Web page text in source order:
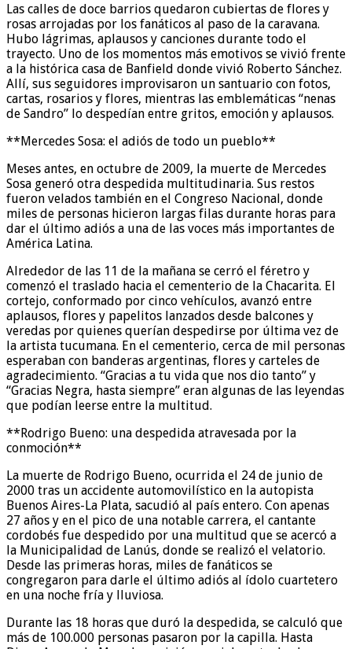
Las calles de doce barrios quedaron cubiertas de flores y
rosas arrojadas por los fanáticos al paso de la caravana.
Hubo lágrimas, aplausos y canciones durante todo el
trayecto. Uno de los momentos más emotivos se vivió frente
a la histórica casa de Banfield donde vivió Roberto Sánchez.
Allí, sus seguidores improvisaron un santuario con fotos,
cartas, rosarios y flores, mientras las emblemáticas “nenas
de Sandro” lo despedían entre gritos, emoción y aplausos.
**Mercedes Sosa: el adiós de todo un pueblo**
Meses antes, en octubre de 2009, la muerte de Mercedes
Sosa generó otra despedida multitudinaria. Sus restos
fueron velados también en el Congreso Nacional, donde
miles de personas hicieron largas filas durante horas para
dar el último adiós a una de las voces más importantes de
América Latina.
Alrededor de las 11 de la mañana se cerró el féretro y
comenzó el traslado hacia el cementerio de la Chacarita. El
cortejo, conformado por cinco vehículos, avanzó entre
aplausos, flores y papelitos lanzados desde balcones y
veredas por quienes querían despedirse por última vez de
la artista tucumana. En el cementerio, cerca de mil personas
esperaban con banderas argentinas, flores y carteles de
agradecimiento. “Gracias a tu vida que nos dio tanto” y
“Gracias Negra, hasta siempre” eran algunas de las leyendas
que podían leerse entre la multitud.
**Rodrigo Bueno: una despedida atravesada por la
conmoción**
La muerte de Rodrigo Bueno, ocurrida el 24 de junio de
2000 tras un accidente automovilístico en la autopista
Buenos Aires-La Plata, sacudió al país entero. Con apenas
27 años y en el pico de una notable carrera, el cantante
cordobés fue despedido por una multitud que se acercó a
la Municipalidad de Lanús, donde se realizó el velatorio.
Desde las primeras horas, miles de fanáticos se
congregaron para darle el último adiós al ídolo cuartetero
en una noche fría y lluviosa.
Durante las 18 horas que duró la despedida, se calculó que
más de 100.000 personas pasaron por la capilla. Hasta